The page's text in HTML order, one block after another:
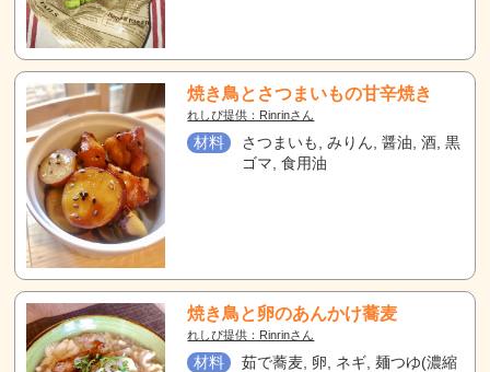
焼き鳥とさつまいもの甘辛焼き
れしぴ提供：Rinrinさん
材料
さつまいも, みりん, 醤油, 酒, 黒
ゴマ, 食用油
焼き鳥と卵のあんかけ蕎麦
れしぴ提供：Rinrinさん
材料
茹で蕎麦, 卵, ネギ, 麺つゆ(濃縮